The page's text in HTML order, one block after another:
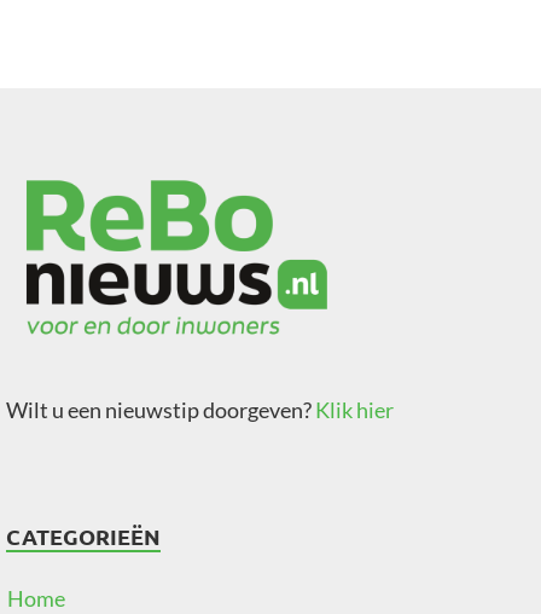
Wilt u een nieuwstip doorgeven?Klik hier
CATEGORIEËN
Home